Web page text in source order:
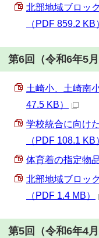
北部地域ブロッ
（PDF 859.2 KB
第6回（令和6年5月
土崎小、土崎南
47.5 KB）
学校統合に向け
（PDF 108.1 KB
体育着の指定物
北部地域ブロッ
（PDF 1.4 MB）
第5回（令和6年4月